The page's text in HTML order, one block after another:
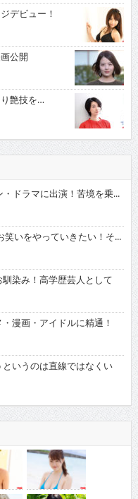
デビュー！
公開
艶技を…
ドラマに出演！苦境を乗...
いをやっていきたい！そ...
染み！高学歴芸人として
漫画・アイドルに精通！
いうのは直線ではなくい